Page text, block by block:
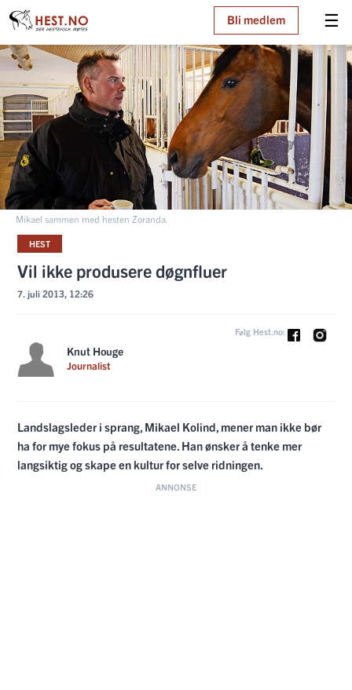
☰
Bli medlem
Mikael sammen med hesten Zoranda.
HEST
Vil ikke produsere døgnfluer
7. juli 2013, 12:26
Knut Houge
Journalist
Følg Hest.no:
Landslagsleder i sprang, Mikael Kolind, mener man ikke bør
ha for mye fokus på resultatene. Han ønsker å tenke mer
langsiktig og skape en kultur for selve ridningen.